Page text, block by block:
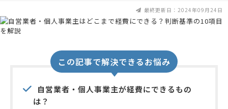
最終更新日：2024年09月24日
この記事で解決できるお悩み
自営業者・個人事業主が経費にできるもの
は？